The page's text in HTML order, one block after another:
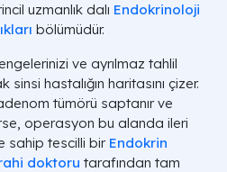
uzmanlık dalı Endokrinoloji
bölümüdür.
ve ayrılmaz tahlil
hastalığın haritasını çizer.
tümörü saptanır ve
operasyon bu alanda ileri
sahip tescilli bir Endokrin
doktoru tarafından tam